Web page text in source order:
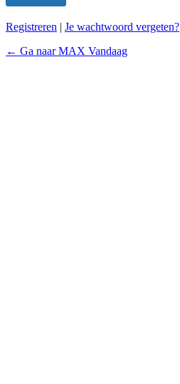
Registreren | Je wachtwoord vergeten?
← Ga naar MAX Vandaag